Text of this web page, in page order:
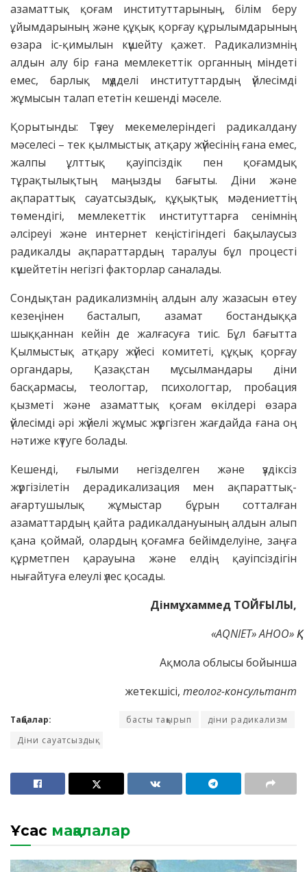
азаматтық қоғам институттарының, білім беру
ұйымдарының және құқық қорғау құрылымдарының
өзара іс-қимылын күшейту қажет. Радикализмнің
алдын алу бір ғана мемлекеттік органның міндеті
емес, барлық мүдделі институттардың үйлесімді
жұмысын талап ететін кешенді мәселе.
Қорытынды: Түзеу мекемелеріндегі радикалдану
мәселесі – тек қылмыстық атқару жүйесінің ғана емес,
жалпы ұлттық қауіпсіздік пен қоғамдық
тұрақтылықтың маңызды бағыты. Діни және
ақпараттық сауатсыздық, құқықтық мәдениеттің
төмендігі, мемлекеттік институттарға сенімнің
әлсіреуі және интернет кеңістігіндегі бақылаусыз
радикалды ақпараттардың таралуы бұл процесті
күшейтетін негізгі факторлар саналады.
Сондықтан радикализмнің алдын алу жазасын өтеу
кезеңінен басталып, азамат бостандыққа
шыққаннан кейін де жалғасуға тиіс. Бұл бағытта
Қылмыстық атқару жүйесі комитеті, құқық қорғау
органдары, Қазақстан мұсылмандары діни
басқармасы, теологтар, психологтар, пробация
қызметі және азаматтық қоғам өкілдері өзара
үйлесімді әрі жүйелі жұмыс жүргізген жағдайда ғана оң
нәтиже күтуге болады.
Кешенді, ғылыми негізделген және үздіксіз
жүргізілетін дерадикализация мен ақпараттық-
ағартушылық жұмыстар бұрын сотталған
азаматтардың қайта радикалдануының алдын алып
қана қоймай, олардың қоғамға бейімделуіне, заңға
құрметпен қарауына және елдің қауіпсіздігін
нығайтуға елеулі үлес қосады.
Дінмұхаммед ТОЙҒЫЛЫ,
«AQNIET» АНОО» ҚҚ
Ақмола облысы бойынша
жетекшісі, теолог-консультант
Таңбалар: басты тақырып
діни радикализм
Діни сауатсыздық
Ұқсас мақалалар